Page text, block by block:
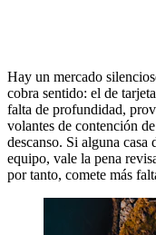
Hay un mercado
cobra sentido: el de
falta de profundidad,
volantes de contención
descanso. Si alguna casa
equipo, vale la pena
por tanto, comete más